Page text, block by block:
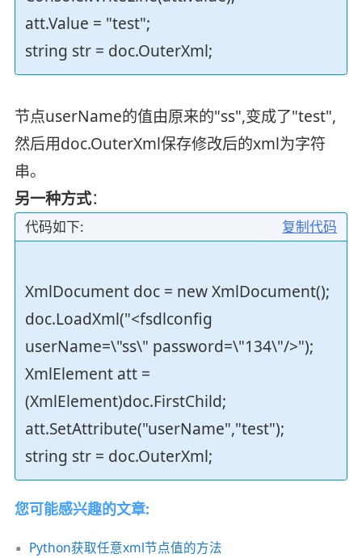
att.Value = "test";
string str = doc.OuterXml;
节点userName的值由原来的"ss",变成了"test",
然后用doc.OuterXml保存修改后的xml为字符
串。
另一种方式：
复制代码
代码如下:
XmlDocument doc = new XmlDocument();
doc.LoadXml("<fsdlconfig
userName=\"ss\" password=\"134\"/>");
XmlElement att =
(XmlElement)doc.FirstChild;
att.SetAttribute("userName","test");
string str = doc.OuterXml;
您可能感兴趣的文章:
Python获取任意xml节点值的方法